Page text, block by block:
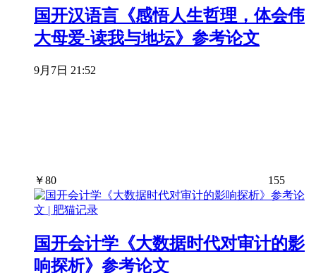
国开汉语言《感悟人生哲理，体会伟
大母爱-读我与地坛》参考论文
9月7日 21:52
￥80 155
国开会计学《大数据时代对审计的影
响探析》参考论文